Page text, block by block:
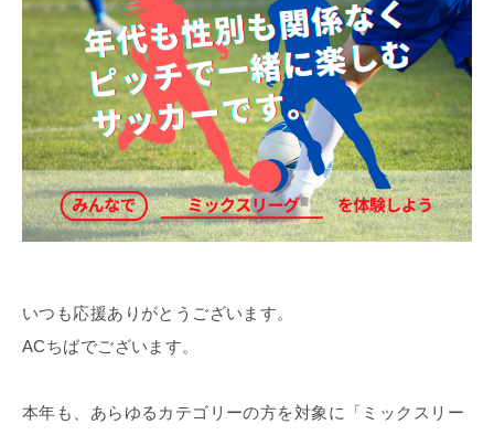
いつも応援ありがとうございます。
ACちばでございます。
本年も、あらゆるカテゴリーの方を対象に「ミックスリー